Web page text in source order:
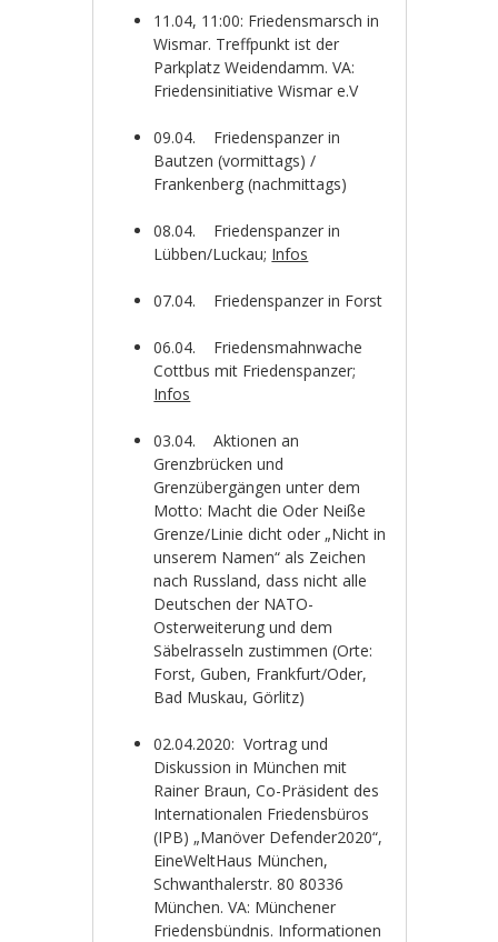
11.04, 11:00: Friedensmarsch in
Wismar. Treffpunkt ist der
Parkplatz Weidendamm. VA:
Friedensinitiative Wismar e.V
09.04. Friedenspanzer in
Bautzen (vormittags) /
Frankenberg (nachmittags)
08.04. Friedenspanzer in
Lübben/Luckau; Infos
07.04. Friedenspanzer in Forst
06.04. Friedensmahnwache
Cottbus mit Friedenspanzer;
Infos
03.04. Aktionen an
Grenzbrücken und
Grenzübergängen unter dem
Motto: Macht die Oder Neiße
Grenze/Linie dicht oder „Nicht in
unserem Namen“ als Zeichen
nach Russland, dass nicht alle
Deutschen der NATO-
Osterweiterung und dem
Säbelrasseln zustimmen (Orte:
Forst, Guben, Frankfurt/Oder,
Bad Muskau, Görlitz)
02.04.2020: Vortrag und
Diskussion in München mit
Rainer Braun, Co-Präsident des
Internationalen Friedensbüros
(IPB) „Manöver Defender2020“,
EineWeltHaus München,
Schwanthalerstr. 80 80336
München. VA: Münchener
Friedensbündnis. Informationen